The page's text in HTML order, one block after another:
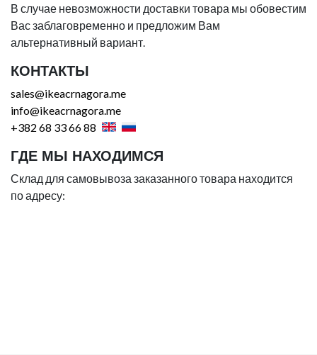
В случае невозможности доставки товара мы обовестим
Вас заблаговременно и предложим Вам
альтернативный вариант.
КОНТАКТЫ
sales@ikeacrnagora.me
info@ikeacrnagora.me
+382 68 33 66 88
ГДЕ МЫ НАХОДИМСЯ
Склад для самовывоза заказанного товара находится
по адресу: